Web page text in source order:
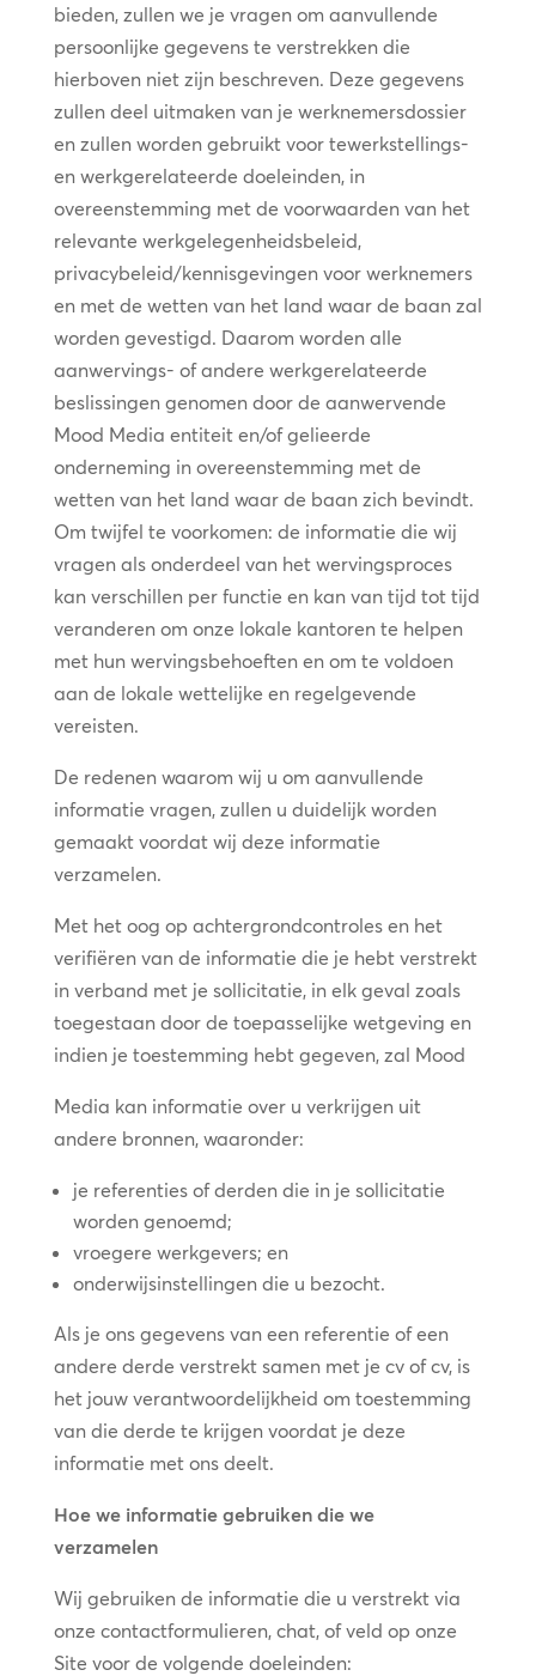
bieden, zullen we je vragen om aanvullende
persoonlijke gegevens te verstrekken die
hierboven niet zijn beschreven. Deze gegevens
zullen deel uitmaken van je werknemersdossier
en zullen worden gebruikt voor tewerkstellings-
en werkgerelateerde doeleinden, in
overeenstemming met de voorwaarden van het
relevante werkgelegenheidsbeleid,
privacybeleid/kennisgevingen voor werknemers
en met de wetten van het land waar de baan zal
worden gevestigd. Daarom worden alle
aanwervings- of andere werkgerelateerde
beslissingen genomen door de aanwervende
Mood Media entiteit en/of gelieerde
onderneming in overeenstemming met de
wetten van het land waar de baan zich bevindt.
Om twijfel te voorkomen: de informatie die wij
vragen als onderdeel van het wervingsproces
kan verschillen per functie en kan van tijd tot tijd
veranderen om onze lokale kantoren te helpen
met hun wervingsbehoeften en om te voldoen
aan de lokale wettelijke en regelgevende
vereisten.
De redenen waarom wij u om aanvullende
informatie vragen, zullen u duidelijk worden
gemaakt voordat wij deze informatie
verzamelen.
Met het oog op achtergrondcontroles en het
verifiëren van de informatie die je hebt verstrekt
in verband met je sollicitatie, in elk geval zoals
toegestaan door de toepasselijke wetgeving en
indien je toestemming hebt gegeven, zal Mood
Media kan informatie over u verkrijgen uit
andere bronnen, waaronder:
je referenties of derden die in je sollicitatie
worden genoemd;
vroegere werkgevers; en
onderwijsinstellingen die u bezocht.
Als je ons gegevens van een referentie of een
andere derde verstrekt samen met je cv of cv, is
het jouw verantwoordelijkheid om toestemming
van die derde te krijgen voordat je deze
informatie met ons deelt.
Hoe we informatie gebruiken die we
verzamelen
Wij gebruiken de informatie die u verstrekt via
onze contactformulieren, chat, of veld op onze
Site voor de volgende doeleinden: